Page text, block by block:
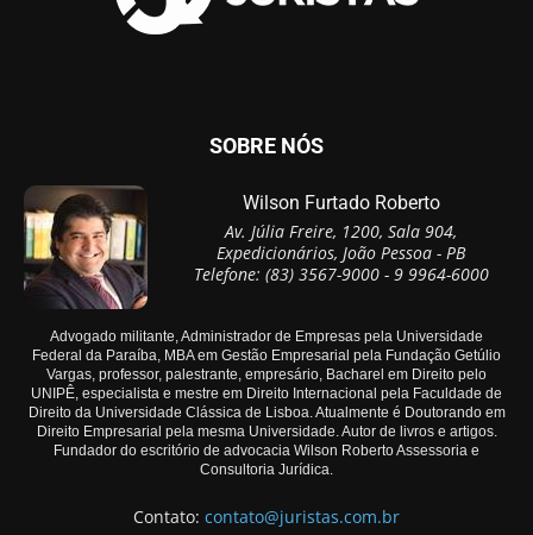
SOBRE NÓS
Wilson Furtado Roberto
Av. Júlia Freire, 1200, Sala 904,
Expedicionários, João Pessoa - PB
Telefone: (83) 3567-9000 - 9 9964-6000
Advogado militante, Administrador de Empresas pela Universidade
Federal da Paraíba, MBA em Gestão Empresarial pela Fundação Getúlio
Vargas, professor, palestrante, empresário, Bacharel em Direito pelo
UNIPÊ, especialista e mestre em Direito Internacional pela Faculdade de
Direito da Universidade Clássica de Lisboa. Atualmente é Doutorando em
Direito Empresarial pela mesma Universidade. Autor de livros e artigos.
Fundador do escritório de advocacia Wilson Roberto Assessoria e
Consultoria Jurídica.
Contato: contato@juristas.com.br